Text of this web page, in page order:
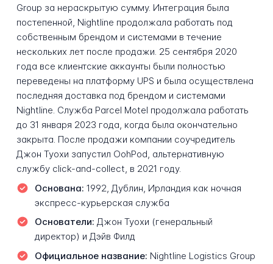
Group за нераскрытую сумму. Интеграция была
постепенной, Nightline продолжала работать под
собственным брендом и системами в течение
нескольких лет после продажи. 25 сентября 2020
года все клиентские аккаунты были полностью
переведены на платформу UPS и была осуществлена
последняя доставка под брендом и системами
Nightline. Служба Parcel Motel продолжала работать
до 31 января 2023 года, когда была окончательно
закрыта. После продажи компании соучредитель
Джон Туохи запустил OohPod, альтернативную
службу click-and-collect, в 2021 году.
Основана: 1992, Дублин, Ирландия как ночная
экспресс-курьерская служба
Основатели: Джон Туохи (генеральный
директор) и Дэйв Филд
Официальное название: Nightline Logistics Group